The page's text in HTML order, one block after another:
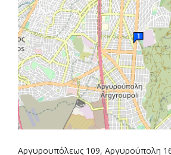
Αργυρουπόλεως 109, Αργυρούπολη